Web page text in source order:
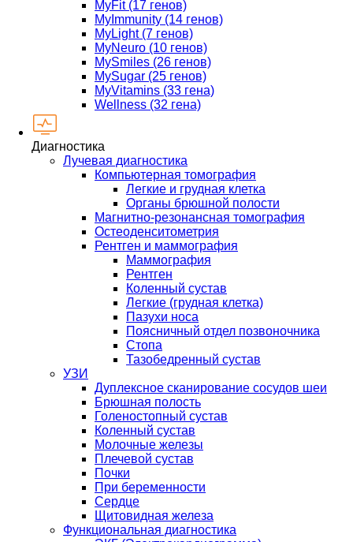
MyFit (17 генов)
MyImmunity (14 генов)
MyLight (7 генов)
MyNeuro (10 генов)
MySmiles (26 генов)
MySugar (25 генов)
MyVitamins (33 гена)
Wellness (32 гена)
Диагностика
Лучевая диагностика
Компьютерная томография
Легкие и грудная клетка
Органы брюшной полости
Магнитно-резонансная томография
Остеоденситометрия
Рентген и маммография
Маммография
Рентген
Коленный сустав
Легкие (грудная клетка)
Пазухи носа
Поясничный отдел позвоночника
Стопа
Тазобедренный сустав
УЗИ
Дуплексное сканирование сосудов шеи
Брюшная полость
Голеностопный сустав
Коленный сустав
Молочные железы
Плечевой сустав
Почки
При беременности
Сердце
Щитовидная железа
Функциональная диагностика